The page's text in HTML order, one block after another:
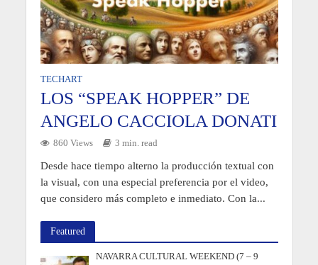
TECHART
LOS “SPEAK HOPPER” DE
ANGELO CACCIOLA DONATI
860 Views 3 min. read
Desde hace tiempo alterno la producción textual con
la visual, con una especial preferencia por el video,
que considero más completo e inmediato. Con la...
Featured
NAVARRA CULTURAL WEEKEND (7 – 9